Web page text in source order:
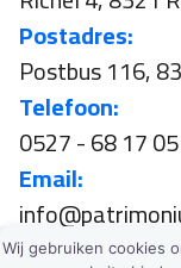
Postadres:
Postbus 116,
Telefoon:
0527 - 68 17 05
Email:
Wij gebruiken cookies